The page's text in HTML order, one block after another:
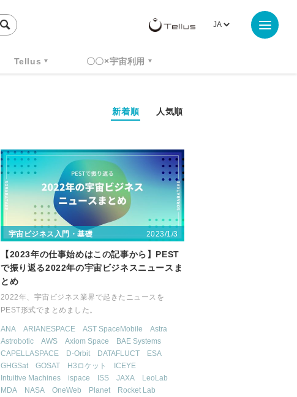
Tellus 〇〇×宇宙利用
新着順 人気順
宇宙ビジネス入門・基礎 2023/1/3
【2023年の仕事始めはこの記事から】PEST
で振り返る2022年の宇宙ビジネスニュースま
とめ
2022年、宇宙ビジネス業界で起きたニュースを
PEST形式でまとめました。
ANA ARIANESPACE AST SpaceMobile
Astra
Astrobotic
AWS Axiom Space
BAE Systems
CAPELLASPACE
D-Orbit DATAFLUCT
ESA
GHGSat
GOSAT H3ロケット
ICEYE
Intuitive Machines
ispace ISS JAXA
LeoLab
MDA
NASA OneWeb Planet
Rocket Lab